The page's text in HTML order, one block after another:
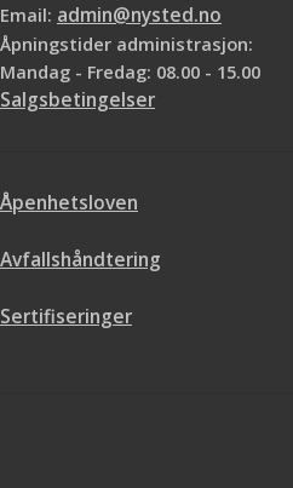
Email: admin@nysted.no
Åpningstider administrasjon:
Mandag - Fredag: 08.00 - 15.00
Salgsbetingelser
Åpenhetsloven
Avfallshåndtering
Sertifiseringer